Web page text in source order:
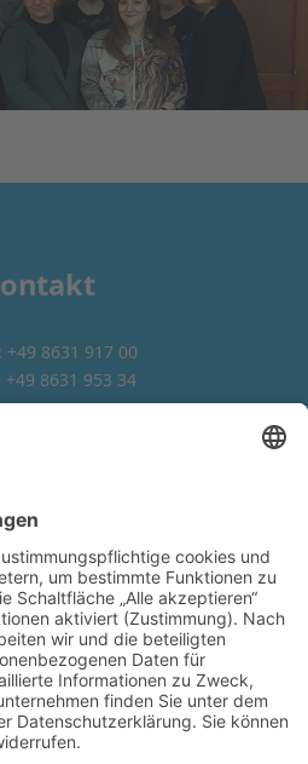
+49 8631 917 00
+49 8631 953 34
Grundschule
Str. 8
Töging a. Inn
Home